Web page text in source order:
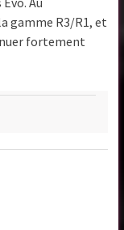
gamme R3/R1, et
fortement